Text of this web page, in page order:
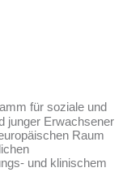
für soziale und
junger Erwachsener
Raum
und klinischem